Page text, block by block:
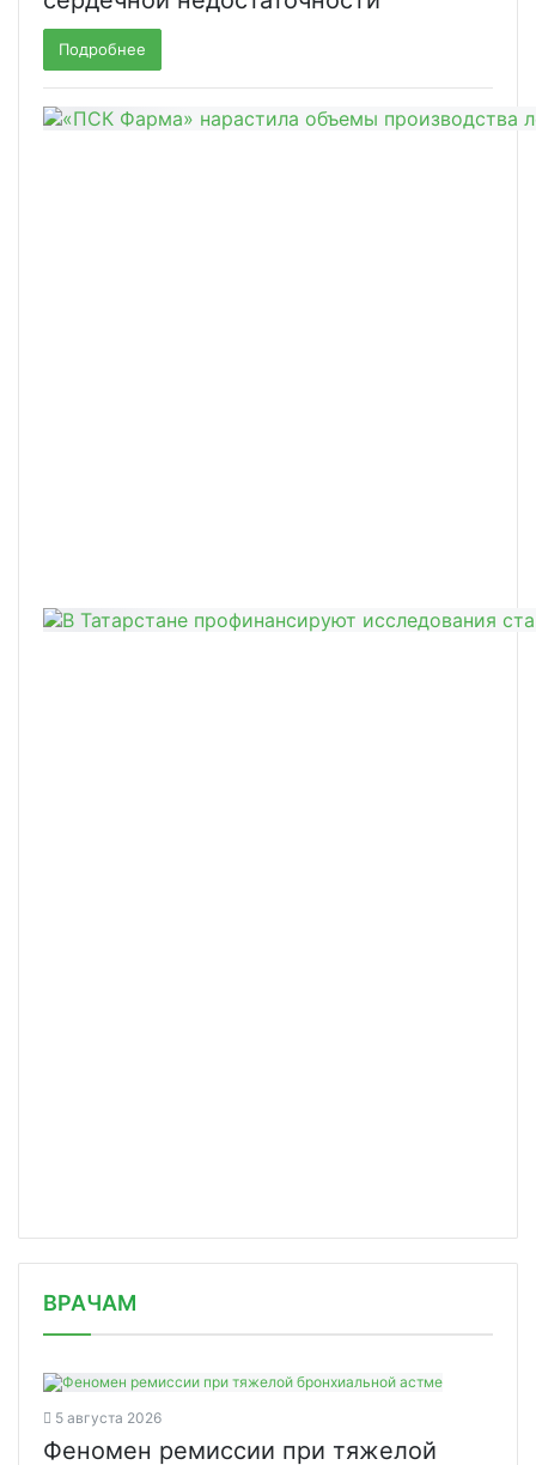
Подробнее
ВРАЧАМ
5 августа 2026
Феномен ремиссии при тяжелой